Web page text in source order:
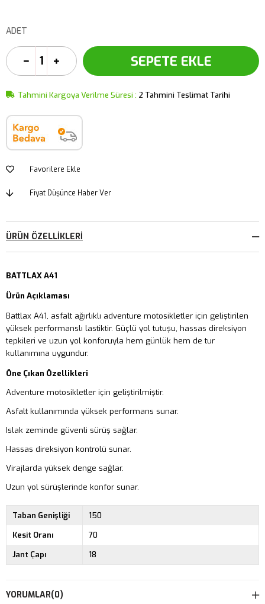
ADET
Tahmini Kargoya Verilme Süresi : 2 Tahmini Teslimat Tarihi
Favorilere Ekle
Fiyat Düşünce Haber Ver
ÜRÜN ÖZELLIKLERI
BATTLAX A41
Ürün Açıklaması
Battlax A41, asfalt ağırlıklı adventure motosikletler için geliştirilen
yüksek performanslı lastiktir. Güçlü yol tutuşu, hassas direksiyon
tepkileri ve uzun yol konforuyla hem günlük hem de tur
kullanımına uygundur.
Öne Çıkan Özellikleri
Adventure motosikletler için geliştirilmiştir.
Asfalt kullanımında yüksek performans sunar.
Islak zeminde güvenli sürüş sağlar.
Hassas direksiyon kontrolü sunar.
Virajlarda yüksek denge sağlar.
Uzun yol sürüşlerinde konfor sunar.
Taban Genişliği
150
Kesit Oranı
70
Jant Çapı
18
YORUMLAR(0)